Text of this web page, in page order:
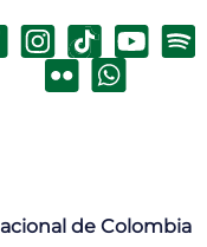
de Colombia